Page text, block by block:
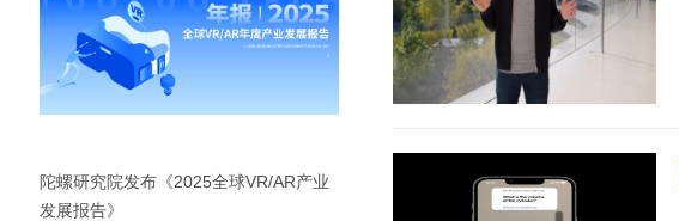
陀螺研究院发布《2025全球VR/AR产业
发展报告》